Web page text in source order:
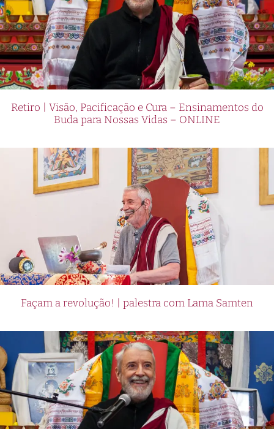
Retiro | Visão, Pacificação e Cura – Ensinamentos do
Buda para Nossas Vidas – ONLINE
Façam a revolução! | palestra com Lama Samten